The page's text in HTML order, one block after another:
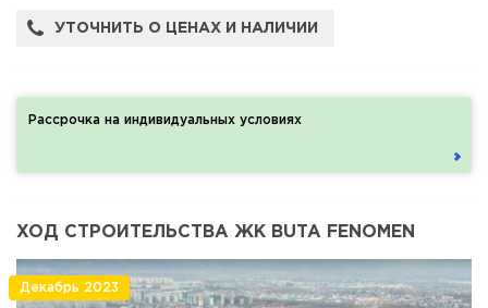
УТОЧНИТЬ О ЦЕНАХ И НАЛИЧИИ
Рассрочка на индивидуальных условиях
ХОД СТРОИТЕЛЬСТВА ЖК BUTA FENOMEN
Декабрь 2023